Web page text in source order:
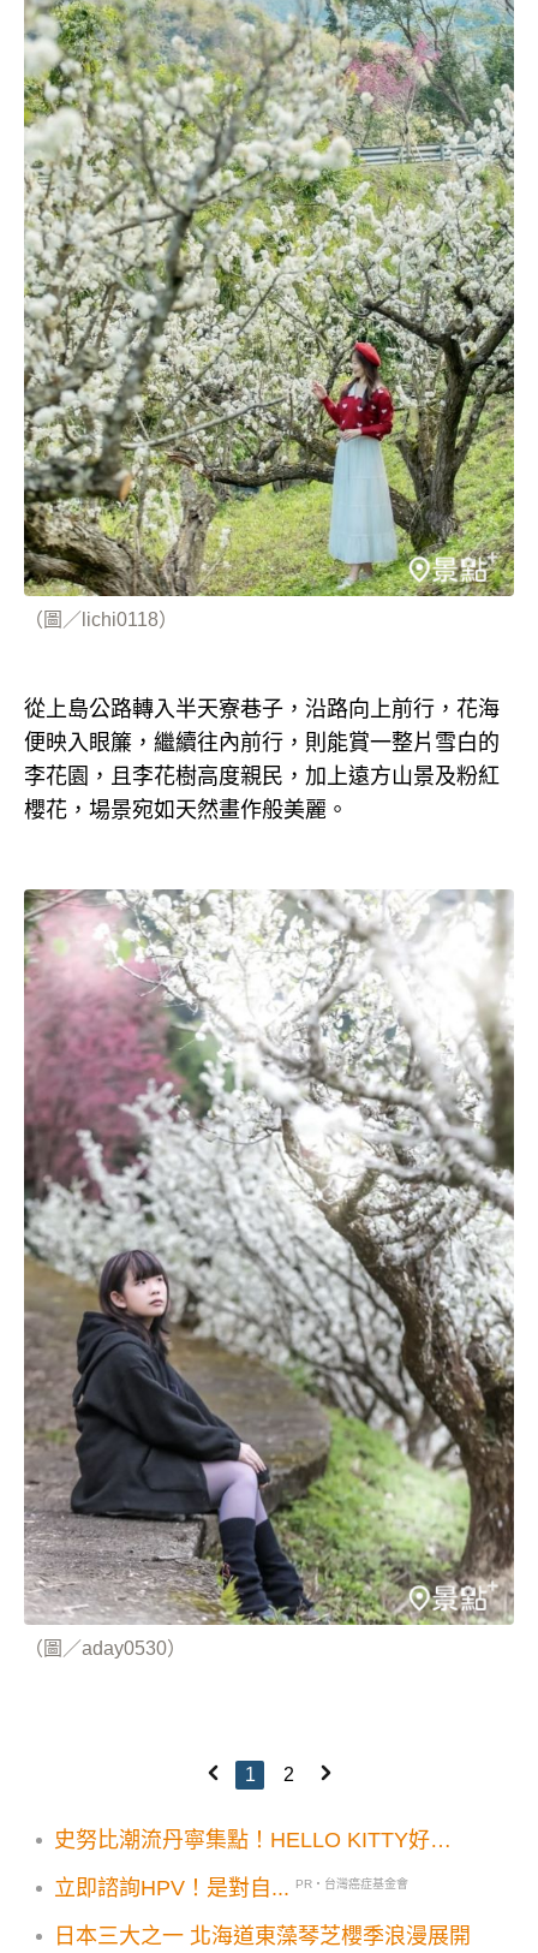
（圖／lichi0118）
從上島公路轉入半天寮巷子，沿路向上前行，花海
便映入眼簾，繼續往內前行，則能賞一整片雪白的
李花園，且李花樹高度親民，加上遠方山景及粉紅
櫻花，場景宛如天然畫作般美麗。
（圖／aday0530）
1 2
史努比潮流丹寧集點！HELLO KITTY好想
立即諮詢HPV！是對自...
PR・台灣癌症基金會
日本三大之一 北海道東藻琴芝櫻季浪漫展開